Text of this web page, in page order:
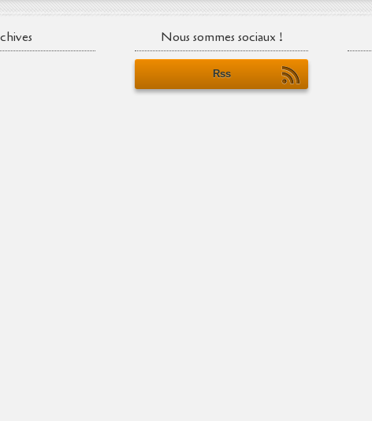
Nous sommes sociaux !
Rss